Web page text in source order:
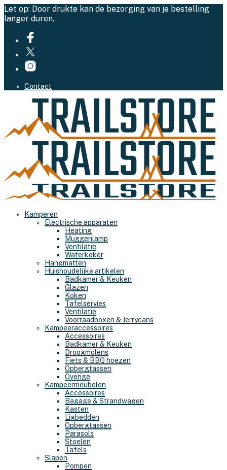
Let op: Door drukte kan de bezorging van je bestelling
langer duren.
Contact
Kamperen
Electrische apparaten
Heating
Muggenlamp
Ventilatie
Waterkoker
Hangmatten
Huishoudelijke artikelen
Badkamer & Keuken
Glazen
Koken
Tafelservies
Ventilatie
Voorraadboxen & Jerrycans
Kampeeraccessoires
Accessoires
Badkamer & Keuken
Droogmolens
Fiets & BBQ hoezen
Opbergtassen
Overige
Kampeermeubelen
Accessoires
Bagage & Strandwagen
Kasten
Ligbedden
Opbergtassen
Parasols
Stoelen
Tafels
Slapen
Pompen